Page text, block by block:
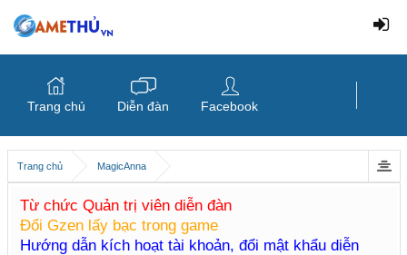
Trang chủ MagicAnna
Từ chức Quản trị viên diễn đàn
Đổi Gzen lấy bạc trong game
Hướng dẫn kích hoạt tài khoản, đổi mật khẩu diễn
Trang chủ Diễn đàn Facebook